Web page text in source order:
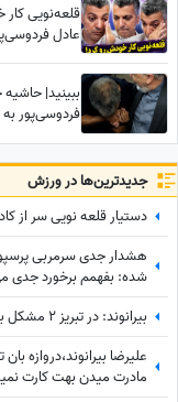
عادل
ببینید|
فردوسی‌پور
جدید‌ترین‌ها در ورزش
دستیار قلعه نویی سر از
هشدار جدی سرمربی
شده: بفهمم برخورد جدی
بیرانوند: در تبریز 2 مشکل بسیار بزرگ دارم که ....
علیرضا بیرانوند،دروازه
مادرت میدن بهت کارت